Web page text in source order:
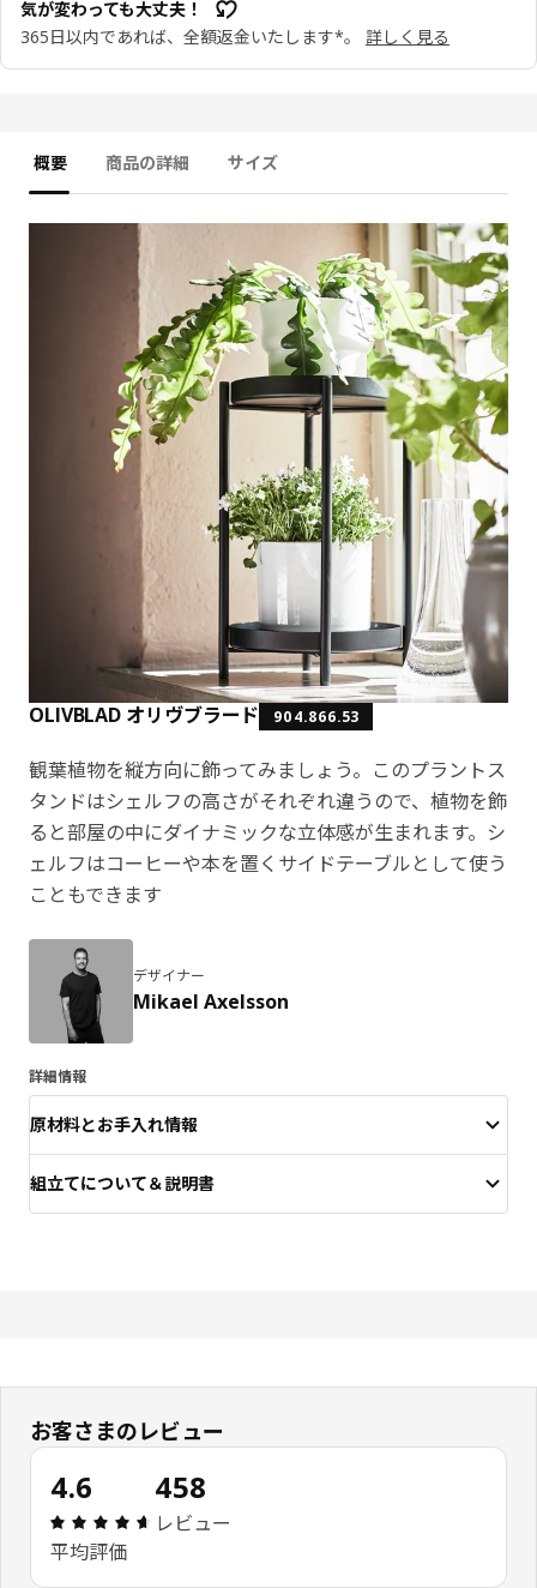
気が変わっても大丈夫！
365日以内であれば、全額返金いたします*。
詳しく見る
概要 商品の詳細 サイズ
OLIVBLAD オリヴブラード 904.866.53
観葉植物を縦方向に飾ってみましょう。このプラントス
タンドはシェルフの高さがそれぞれ違うので、植物を飾
ると部屋の中にダイナミックな立体感が生まれます。シ
ェルフはコーヒーや本を置くサイドテーブルとして使う
こともできます
デザイナー
Mikael Axelsson
詳細情報
原材料とお手入れ情報
組立てについて＆説明書
お客さまのレビュー
4.6
レビュー: 4.6 5 星の数 総レビュー: 458
平均評価
458
レビュー